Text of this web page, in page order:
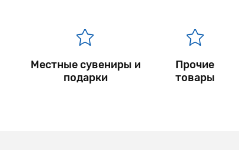
Местные сувениры и
подарки
Прочие
товары